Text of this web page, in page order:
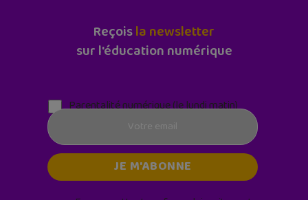
Reçoisla newsletter
sur l'éducation numérique
Parentalité numérique (le lundi matin)